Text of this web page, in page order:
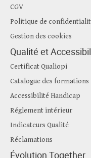
CGV
Politique de
Gestion des cookies
Qualité et
Certificat Qualiopi
Catalogue des formations
Accessibilité Handicap
Réglement intérieur
Indicateurs Qualité
Réclamations
Évolution Together